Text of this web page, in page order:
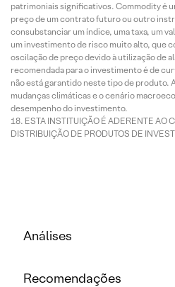
patrimoniais significativos. Commodity é
preço de um contrato futuro ou outro
consubstanciar um índice, uma taxa, um
um investimento de risco muito alto, que
oscilação de preço devido à utilização de
recomendada para o investimento é de
não está garantido neste tipo de produto.
mudanças climáticas e o cenário
desempenho do investimento.
ESTA INSTITUIÇÃO É ADERENTE AO
DISTRIBUIÇÃO DE PRODUTOS DE
Análises
Recomendações